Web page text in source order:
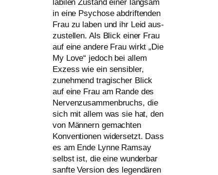
labi­len Zustand einer lang­sam
in eine Psychose abdrif­ten­den
Frau zu laben und ihr Leid aus­
zu­stel­len. Als Blick einer Frau
auf eine ande­re Frau wirkt „Die
My Love“ jedoch bei allem
Exzess wie ein sen­si­bler,
zuneh­mend tra­gi­scher Blick
auf eine Frau am Rande des
Nervenzusammenbruchs, die
sich mit allem was sie hat, den
von Männern gemach­ten
Konventionen wider­setzt. Dass
es am Ende Lynne Ramsay
selbst ist, die eine wun­der­bar
sanf­te Version des legen­dä­ren